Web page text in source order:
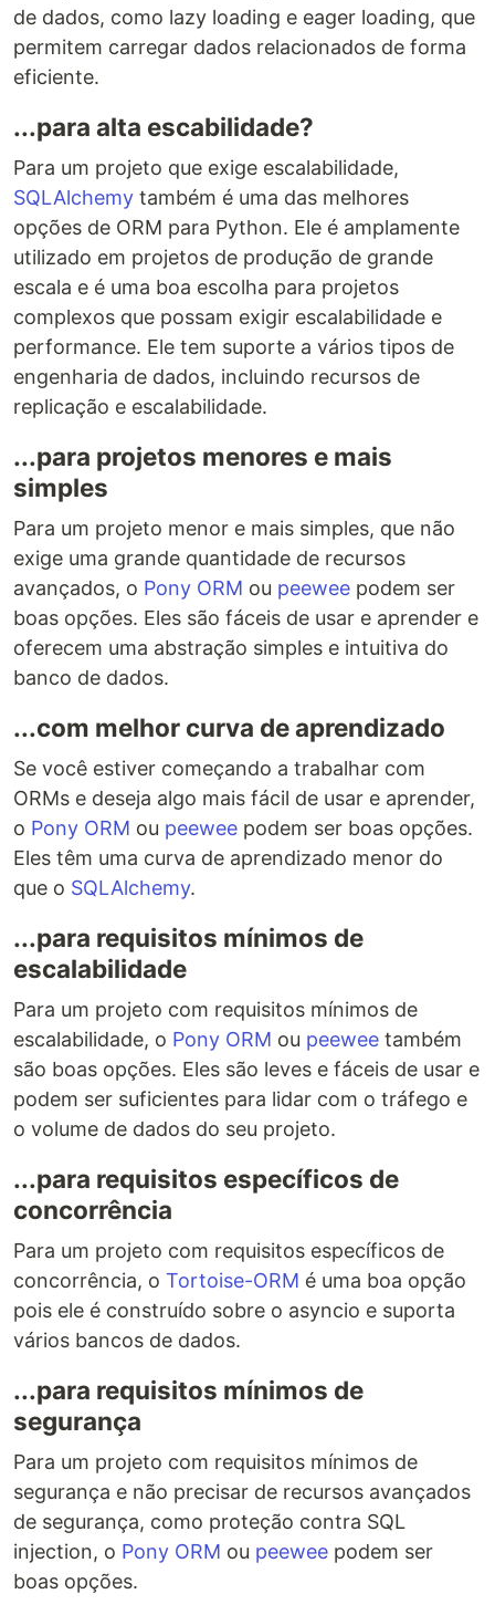
de dados, como lazy loading e eager loading, que
permitem carregar dados relacionados de forma
eficiente.
...para alta escabilidade?
Para um projeto que exige escalabilidade,
SQLAlchemy também é uma das melhores
opções de ORM para Python. Ele é amplamente
utilizado em projetos de produção de grande
escala e é uma boa escolha para projetos
complexos que possam exigir escalabilidade e
performance. Ele tem suporte a vários tipos de
engenharia de dados, incluindo recursos de
replicação e escalabilidade.
...para projetos menores e mais
simples
Para um projeto menor e mais simples, que não
exige uma grande quantidade de recursos
avançados, o Pony ORM ou peewee podem ser
boas opções. Eles são fáceis de usar e aprender e
oferecem uma abstração simples e intuitiva do
banco de dados.
...com melhor curva de aprendizado
Se você estiver começando a trabalhar com
ORMs e deseja algo mais fácil de usar e aprender,
o Pony ORM ou peewee podem ser boas opções.
Eles têm uma curva de aprendizado menor do
que o SQLAlchemy.
...para requisitos mínimos de
escalabilidade
Para um projeto com requisitos mínimos de
escalabilidade, o Pony ORM ou peewee também
são boas opções. Eles são leves e fáceis de usar e
podem ser suficientes para lidar com o tráfego e
o volume de dados do seu projeto.
...para requisitos específicos de
concorrência
Para um projeto com requisitos específicos de
concorrência, o Tortoise-ORM é uma boa opção
pois ele é construído sobre o asyncio e suporta
vários bancos de dados.
...para requisitos mínimos de
segurança
Para um projeto com requisitos mínimos de
segurança e não precisar de recursos avançados
de segurança, como proteção contra SQL
injection, o Pony ORM ou peewee podem ser
boas opções.